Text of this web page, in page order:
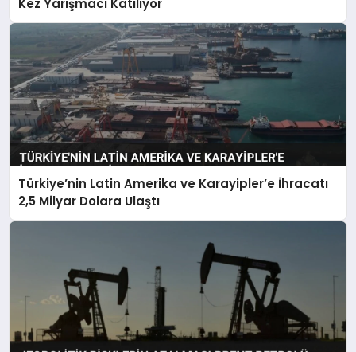
Kez Yarışmacı Katılıyor
Türkiye’nin Latin Amerika ve Karayipler’e İhracatı
2,5 Milyar Dolara Ulaştı